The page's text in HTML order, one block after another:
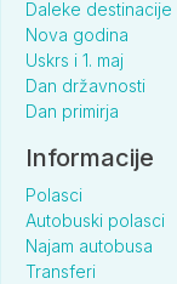
Daleke destinacije
Nova godina
Uskrs i 1. maj
Dan državnosti
Dan primirja
Informacije
Polasci
Autobuski polasci
Najam autobusa
Transferi